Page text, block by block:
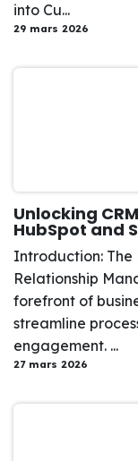
into Cu...
29 mars 2026
Unlocking
HubSpot and
Introduction: The
Relationship
forefront of
streamline
engagement. ...
27 mars 2026